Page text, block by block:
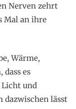
Nerven zehrt
Mal an ihre
Wärme,
es
Licht und
dazwischen lässt